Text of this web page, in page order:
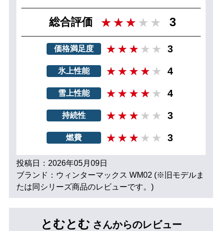
総合評価 3
価格満足度 3
氷上性能 4
雪上性能 4
持続性 3
燃費 3
投稿日：2026年05月09日
ブランド：ウィンターマックス WM02 (※旧モデルま
たは同シリーズ商品のレビューです。)
とむとむ さんからのレビュー